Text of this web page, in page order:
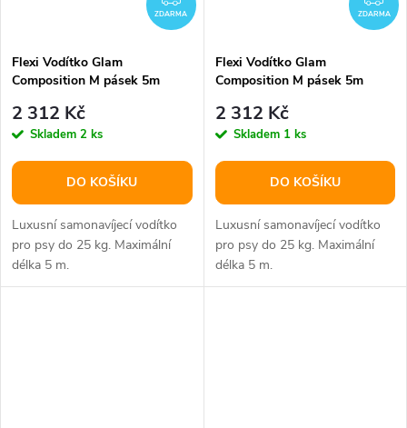
ZDARMA
Flexi Vodítko Glam
Composition M pásek 5m
2 312 Kč
Skladem 2 ks
DO KOŠÍKU
Luxusní samonavíjecí vodítko
pro psy do 25 kg. Maximální
délka 5 m.
ZDARMA
Flexi Vodítko Glam
Composition M pásek 5m
2 312 Kč
Skladem 1 ks
DO KOŠÍKU
Luxusní samonavíjecí vodítko
pro psy do 25 kg. Maximální
délka 5 m.